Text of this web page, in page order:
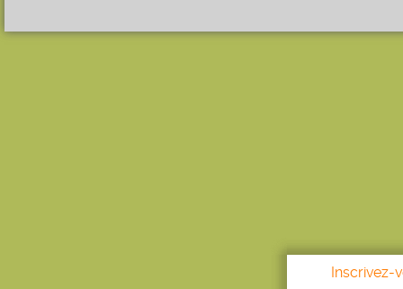
Inscrivez-